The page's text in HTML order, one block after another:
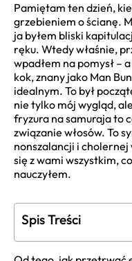
Pamiętam ten dzień,
grzebieniem o ścianę.
ja byłem bliski
ręku. Wtedy właśnie,
wpadłem na pomysł –
kok, znany jako Man
idealnym. To był
nie tylko mój wygląd,
fryzura na samuraja to
związanie włosów. To
nonszalancji i
się z wami wszystkim,
nauczyłem.
Spis Treści